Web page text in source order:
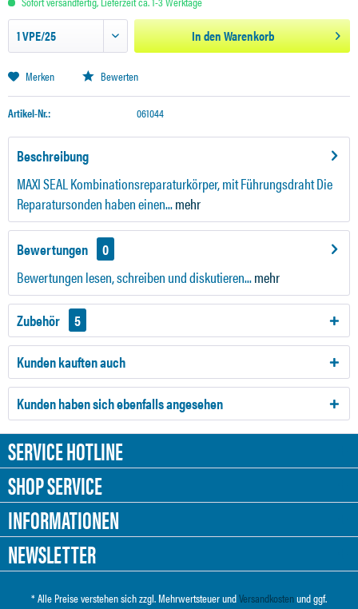
In denWarenkorb
Merken Bewerten
Artikel-Nr.: 061044
Beschreibung
MAXI SEAL Kombinationsreparaturkörper, mit Führungsdraht Die
Reparatursonden haben einen...mehr
Bewertungen
0
Bewertungen lesen, schreiben und diskutieren...mehr
Zubehör 5
Kunden kauften auch
Kunden haben sich ebenfalls angesehen
SERVICE HOTLINE
SHOP SERVICE
INFORMATIONEN
NEWSLETTER
* Alle Preise verstehen sich zzgl. Mehrwertsteuer undVersandkostenund ggf.